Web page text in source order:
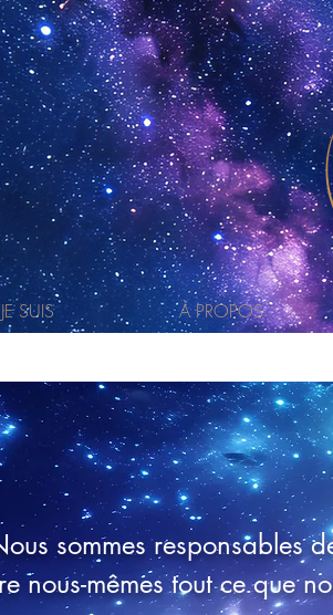
SUIS À PROPOS
sommes responsables
nous-mêmes tout ce que